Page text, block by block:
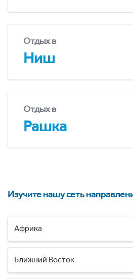
Отдых в
Ниш
Отдых в
Рашка
Изучите нашу сеть
Африка
Ближний Восток